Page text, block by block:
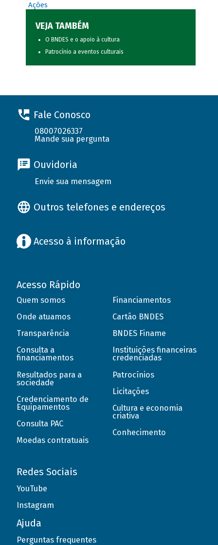
Ações
VEJA TAMBÉM
O BNDES e o apoio à cultura
Patrocínio a eventos culturais
Fale Conosco
08007026337
Mande sua pergunta
Ouvidoria
Envie sua mensagem
Outros telefones e endereços
Acesso à informação
Acesso Rápido
Quem somos
Onde atuamos
Transparência
Consulta a
financiamentos
Resultados para a
sociedade
Credenciamento de
Equipamentos
Consulta PAC
Moedas contratuais
Financiamentos
Cartão BNDES
BNDES Finame
Instituições financeiras
credenciadas
Patrocínios
Licitações
Cultura e economia
criativa
Conhecimento
Redes Sociais
YouTube
Instagram
Ajuda
Perguntas frequentes